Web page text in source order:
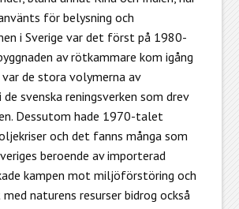
för belysning och
i Sverige var det först på 1980-
av rötkammare kom igång
de stora volymerna av
svenska reningsverken som drev
Dessutom hade 1970-talet
och det fanns många som
beroende av importerad
kampen mot miljöförstöring och
naturens resurser bidrog också